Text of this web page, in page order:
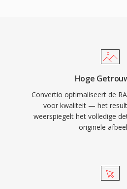
Hoge
Convertio optimaliseert de
voor kwaliteit — het
weerspiegelt het volledige
originele